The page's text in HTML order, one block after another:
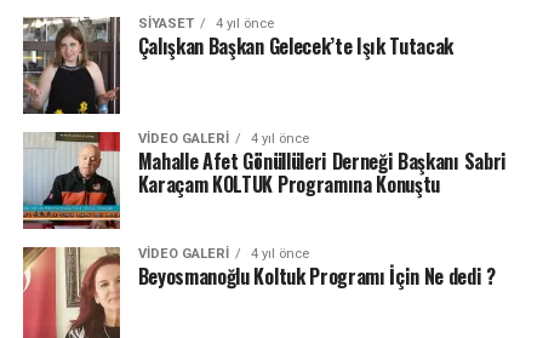
SIYASET 4 yıl önce
Çalışkan Başkan Gelecek’te Işık Tutacak
VIDEO GALERI 4 yıl önce
Mahalle Afet Gönüllüleri Derneği Başkanı Sabri
Karaçam KOLTUK Programına Konuştu
VIDEO GALERI 4 yıl önce
Beyosmanoğlu Koltuk Programı İçin Ne dedi ?